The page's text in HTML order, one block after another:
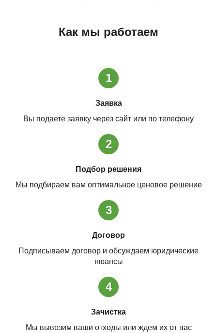
Как мы работаем
1
Заявка
Вы подаете заявку через сайт или по телефону
2
Подбор решения
Мы подбираем вам оптимальное ценовое решение
3
Договор
Подписываем договор и обсуждаем юридические
нюансы
4
Зачистка
Мы вывозим ваши отходы или ждем их от вас